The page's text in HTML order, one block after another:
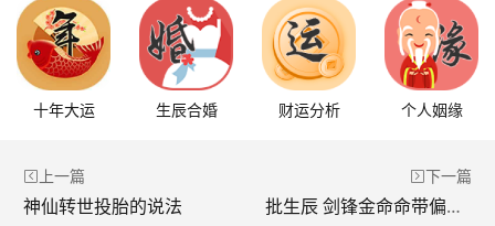
十年大运 生辰合婚 财运分析 个人姻缘
上一篇
神仙转世投胎的说法
下一篇
批生辰 剑锋金命命带偏官命运如何